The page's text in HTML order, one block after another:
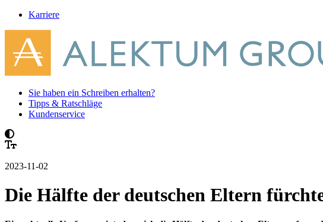
Karriere
Sie haben ein Schreiben erhalten?
Tipps & Ratschläge
Kundenservice
2023-11-02
Die Hälfte der deutschen Eltern